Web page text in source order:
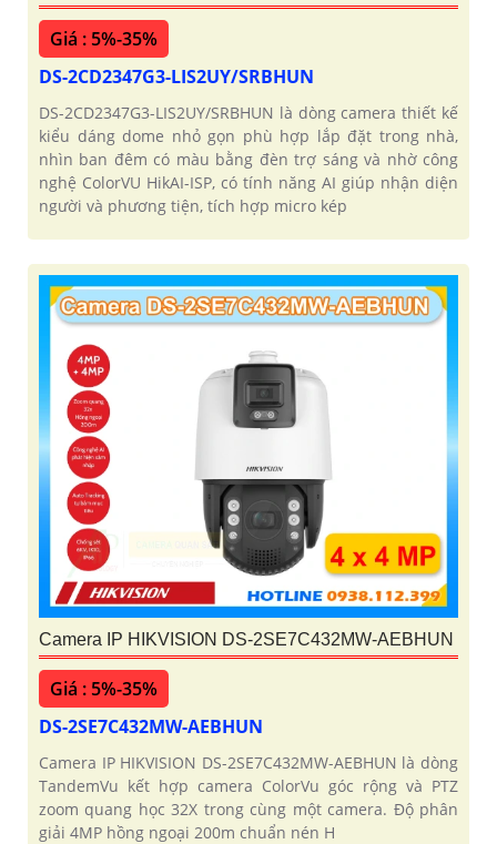
Giá : 5%-35%
DS-2CD2347G3-LIS2UY/SRBHUN
DS-2CD2347G3-LIS2UY/SRBHUN là dòng camera thiết kế
kiểu dáng dome nhỏ gọn phù hợp lắp đặt trong nhà,
nhìn ban đêm có màu bằng đèn trợ sáng và nhờ công
nghệ ColorVU HikAI-ISP, có tính năng AI giúp nhận diện
người và phương tiện, tích hợp micro kép
Camera IP HIKVISION DS-2SE7C432MW-AEBHUN
Giá : 5%-35%
DS-2SE7C432MW-AEBHUN
Camera IP HIKVISION DS-2SE7C432MW-AEBHUN là dòng
TandemVu kết hợp camera ColorVu góc rộng và PTZ
zoom quang học 32X trong cùng một camera. Độ phân
giải 4MP hồng ngoại 200m chuẩn nén H